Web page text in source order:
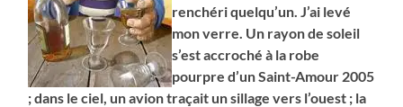
renchéri quelqu’un. J’ai levé
mon verre. Un rayon de soleil
s’est accroché à la robe
pourpre d’un Saint-Amour 2005
; dans le ciel, un avion traçait un sillage vers l’ouest ; la